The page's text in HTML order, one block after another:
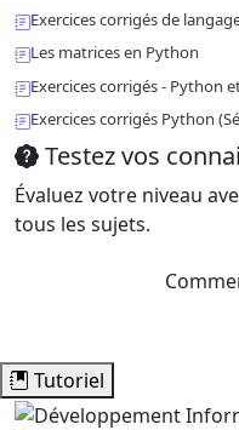
Exercices corrigés de
Les matrices en Python
Exercices corrigés - Python
Exercices corrigés Python
Testez vos
Évaluez votre niveau
tous les sujets.
Tutoriel